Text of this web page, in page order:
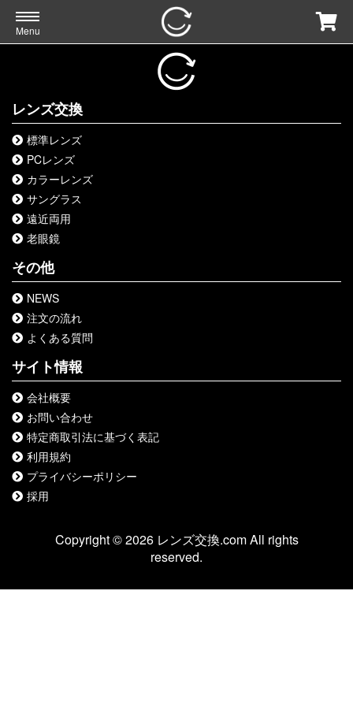
Menu
レンズ交換
標準レンズ
PCレンズ
カラーレンズ
サングラス
遠近両用
老眼鏡
その他
NEWS
注文の流れ
よくある質問
サイト情報
会社概要
お問い合わせ
特定商取引法に基づく表記
利用規約
プライバシーポリシー
採用
Copyright © 2026 レンズ交換.com All rights
reserved.